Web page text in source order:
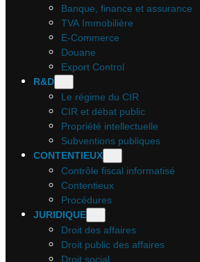
Banque, finance et assurance
TVA Immobilière
E-Commerce
Douane
Export Control
R&D
Le régime du CIR
CIR et débat public
Propriété intellectuelle
Subventions publiques
CONTENTIEUX
Contrôle fiscal informatisé
Contentieux
Procédures
JURIDIQUE
Droit des affaires
Droit public des affaires
Droit social